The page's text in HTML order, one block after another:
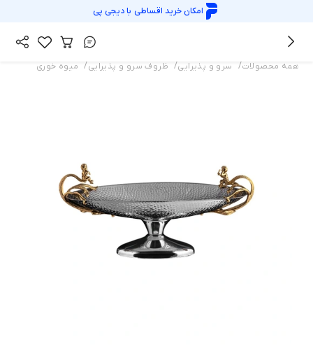
امکان خرید اقساطی بادیجی پی
همه محصولات/ سرو و پذیرایی/ ظروف سرو و پذیرایی/ میوه خوری